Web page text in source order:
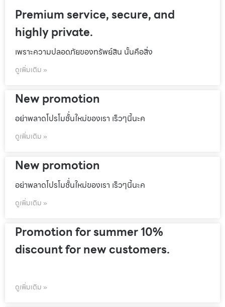
Premium service, secure, and
highly private.
เพราะความปลอดภัยของทรัพย์สิน นั้นคือสิ่ง
ดูเพิ่มเติม »
New promotion
อย่าพลาดโปรโมชั้่นใหม่ของเรา เร็วๆนี้นะค
ดูเพิ่มเติม »
New promotion
อย่าพลาดโปรโมชั้่นใหม่ของเรา เร็วๆนี้นะค
ดูเพิ่มเติม »
Promotion for summer 10%
discount for new customers.
ดูเพิ่มเติม »